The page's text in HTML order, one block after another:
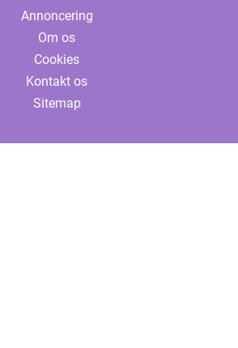
Annoncering
Om os
Cookies
Kontakt os
Sitemap